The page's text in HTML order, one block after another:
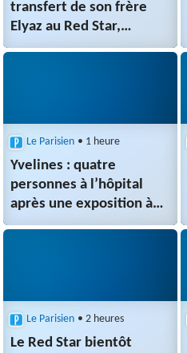
transfert de son frère
Elyaz au Red Star,
l’international algérien
Le Parisien • 1 heure
Yvelines : quatre
personnes à l’hôpital
après une exposition à
un gaz toxique
Le Parisien • 2 heures
Le Red Star bientôt